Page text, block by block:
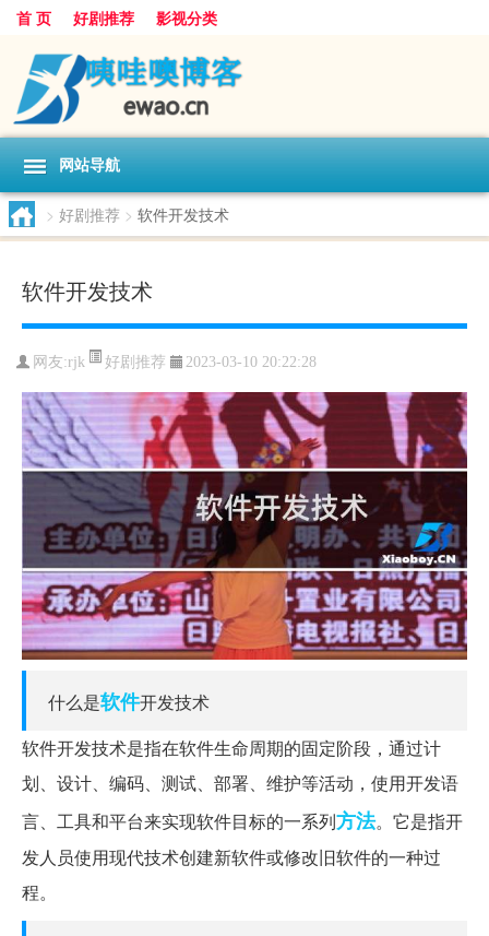
首 页 好剧推荐 影视分类
网站导航
> 好剧推荐 > 软件开发技术
软件开发技术
网友:rjk 好剧推荐 2023-03-10 20:22:28
什么是软件开发技术
软件开发技术是指在软件生命周期的固定阶段，通过计
划、设计、编码、测试、部署、维护等活动，使用开发语
言、工具和平台来实现软件目标的一系列方法。它是指开
发人员使用现代技术创建新软件或修改旧软件的一种过
程。